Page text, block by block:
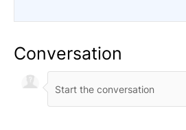
Conversation